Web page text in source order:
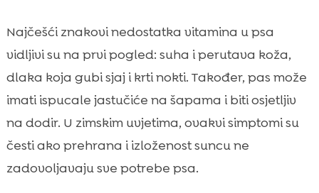
Najčešći znakovi nedostatka vitamina u psa
vidljivi su na prvi pogled: suha i perutava koža,
dlaka koja gubi sjaj i krti nokti. Također, pas može
imati ispucale jastučiće na šapama i biti osjetljiv
na dodir. U zimskim uvjetima, ovakvi simptomi su
česti ako prehrana i izloženost suncu ne
zadovoljavaju sve potrebe psa.